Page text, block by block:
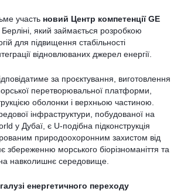
участь новий Центр компетенції GE
Берліні, який займається розробкою
для підвищення стабільності
відновлюваних джерел енергії.
за проєктування, виготовлення
перетворювальної платформи,
оболонки і верхньою частиною.
інфраструктури, побудованої на
у Дубаї, є U-подібна підконструкція
природоохоронним захистом від
збереженню морського біорізноманіття та
на навколишнє середовище.
енергетичного переходу